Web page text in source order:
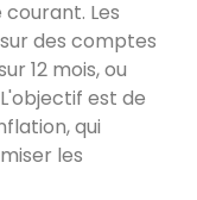
Les
des comptes
12 mois, ou
est de
qui
les